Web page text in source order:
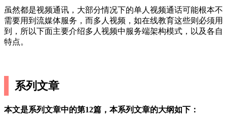
虽然都是视频通讯，大部分情况下的单人视频通话可能根本不
需要用到流媒体服务，而多人视频，如在线教育这些则必须用
到，所以下面主要介绍多人视频中服务端架构模式，以及各自
特点。
系列文章
本文是系列文章中的第12篇，本系列文章的大纲如下：